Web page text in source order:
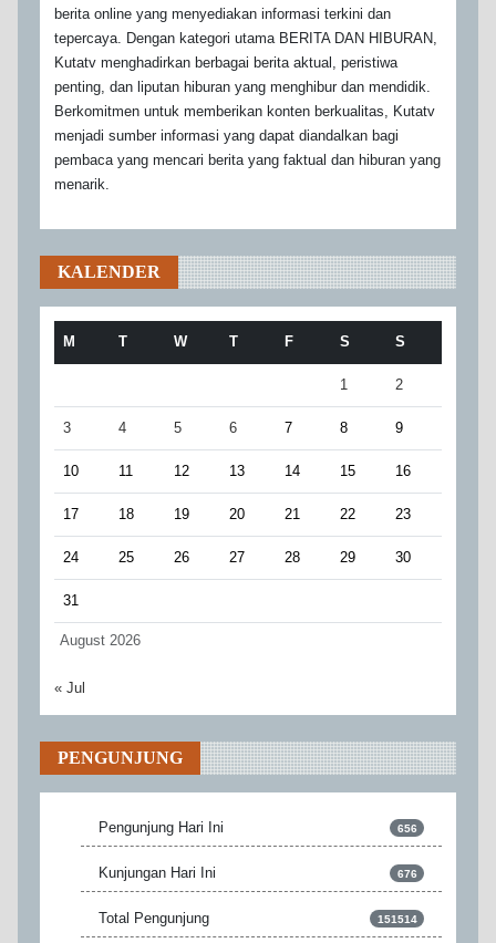
berita online yang menyediakan informasi terkini dan
tepercaya. Dengan kategori utama BERITA DAN HIBURAN,
Kutatv menghadirkan berbagai berita aktual, peristiwa
penting, dan liputan hiburan yang menghibur dan mendidik.
Berkomitmen untuk memberikan konten berkualitas, Kutatv
menjadi sumber informasi yang dapat diandalkan bagi
pembaca yang mencari berita yang faktual dan hiburan yang
menarik.
KALENDER
August 2026
M T W T F S S
1 2
3 4 5 6 7 8 9
10 11 12 13 14 15 16
17 18 19 20 21 22 23
24 25 26 27 28 29 30
31
« Jul
PENGUNJUNG
Pengunjung Hari Ini 656
Kunjungan Hari Ini 676
Total Pengunjung 151514